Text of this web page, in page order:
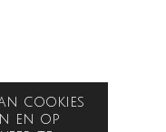
cookies
en op